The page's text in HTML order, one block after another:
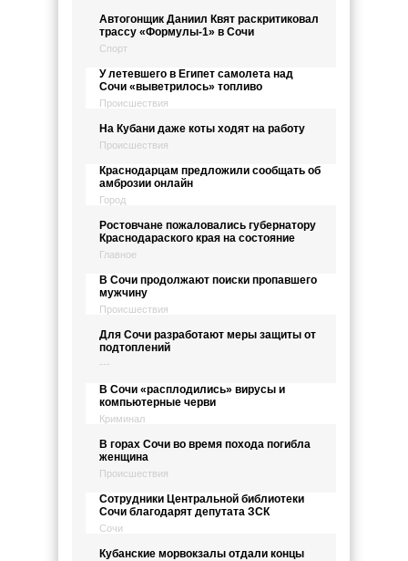
Автогонщик Даниил Квят раскритиковал
трассу «Формулы-1» в Сочи
Спорт
У летевшего в Египет самолета над
Сочи «выветрилось» топливо
Происшествия
На Кубани даже коты ходят на работу
Происшествия
Краснодарцам предложили сообщать об
амброзии онлайн
Город
Ростовчане пожаловались губернатору
Краснодараского края на состояние
Главное
В Сочи продолжают поиски пропавшего
мужчину
Происшествия
Для Сочи разработают меры защиты от
подтоплений
---
В Сочи «расплодились» вирусы и
компьютерные черви
Криминал
В горах Сочи во время похода погибла
женщина
Происшествия
Сотрудники Центральной библиотеки
Сочи благодарят депутата ЗСК
Сочи
Кубанские морвокзалы отдали концы